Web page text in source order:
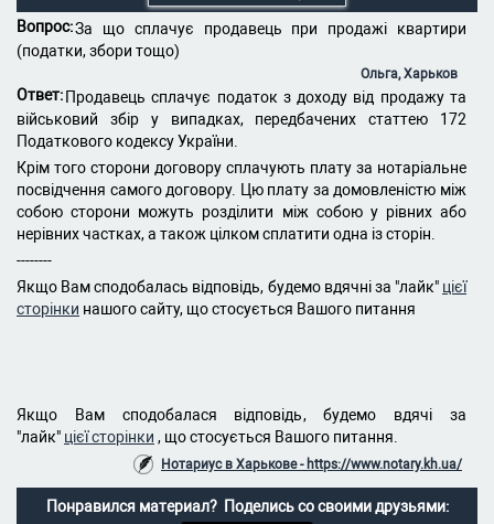
Вопрос:За що сплачує продавець при продажі квартири
(податки, збори тощо)
Ольга, Харьков
Ответ: Продавець сплачує податок з доходу від продажу та
військовий збір у випадках, передбачених статтею 172
Податкового кодексу України.
Крім того сторони договору сплачують плату за нотаріальне
посвідчення самого договору. Цю плату за домовленістю між
собою сторони можуть розділити між собою у рівних або
нерівних частках, а також цілком сплатити одна із сторін.
--------
Якщо Вам сподобалась відповідь, будемо вдячні за "лайк" цієї
сторінки нашого сайту, що стосується Вашого питання
Якщо Вам сподобалася відповідь, будемо вдячі за
"лайк" цієї сторінки , що стосується Вашого питання.
Нотариус в Харькове - https://www.notary.kh.ua/
Понравился материал? Поделись со своими друзьями: